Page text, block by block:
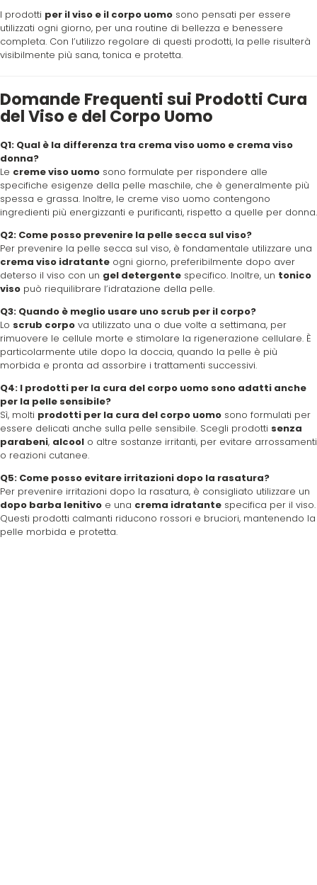
I prodotti per il viso e il corpo uomo sono pensati per essere
utilizzati ogni giorno, per una routine di bellezza e benessere
completa. Con l’utilizzo regolare di questi prodotti, la pelle risulterà
visibilmente più sana, tonica e protetta.
Domande Frequenti sui Prodotti Cura
del Viso e del Corpo Uomo
Q1: Qual è la differenza tra crema viso uomo e crema viso
donna?
Le creme viso uomo sono formulate per rispondere alle
specifiche esigenze della pelle maschile, che è generalmente più
spessa e grassa. Inoltre, le creme viso uomo contengono
ingredienti più energizzanti e purificanti, rispetto a quelle per donna.
Q2: Come posso prevenire la pelle secca sul viso?
Per prevenire la pelle secca sul viso, è fondamentale utilizzare una
crema viso idratante ogni giorno, preferibilmente dopo aver
deterso il viso con un gel detergente specifico. Inoltre, un tonico
viso può riequilibrare l’idratazione della pelle.
Q3: Quando è meglio usare uno scrub per il corpo?
Lo scrub corpo va utilizzato una o due volte a settimana, per
rimuovere le cellule morte e stimolare la rigenerazione cellulare. È
particolarmente utile dopo la doccia, quando la pelle è più
morbida e pronta ad assorbire i trattamenti successivi.
Q4: I prodotti per la cura del corpo uomo sono adatti anche
per la pelle sensibile?
Sì, molti prodotti per la cura del corpo uomo sono formulati per
essere delicati anche sulla pelle sensibile. Scegli prodotti senza
parabeni, alcool o altre sostanze irritanti, per evitare arrossamenti
o reazioni cutanee.
Q5: Come posso evitare irritazioni dopo la rasatura?
Per prevenire irritazioni dopo la rasatura, è consigliato utilizzare un
dopo barba lenitivo e una crema idratante specifica per il viso.
Questi prodotti calmanti riducono rossori e bruciori, mantenendo la
pelle morbida e protetta.